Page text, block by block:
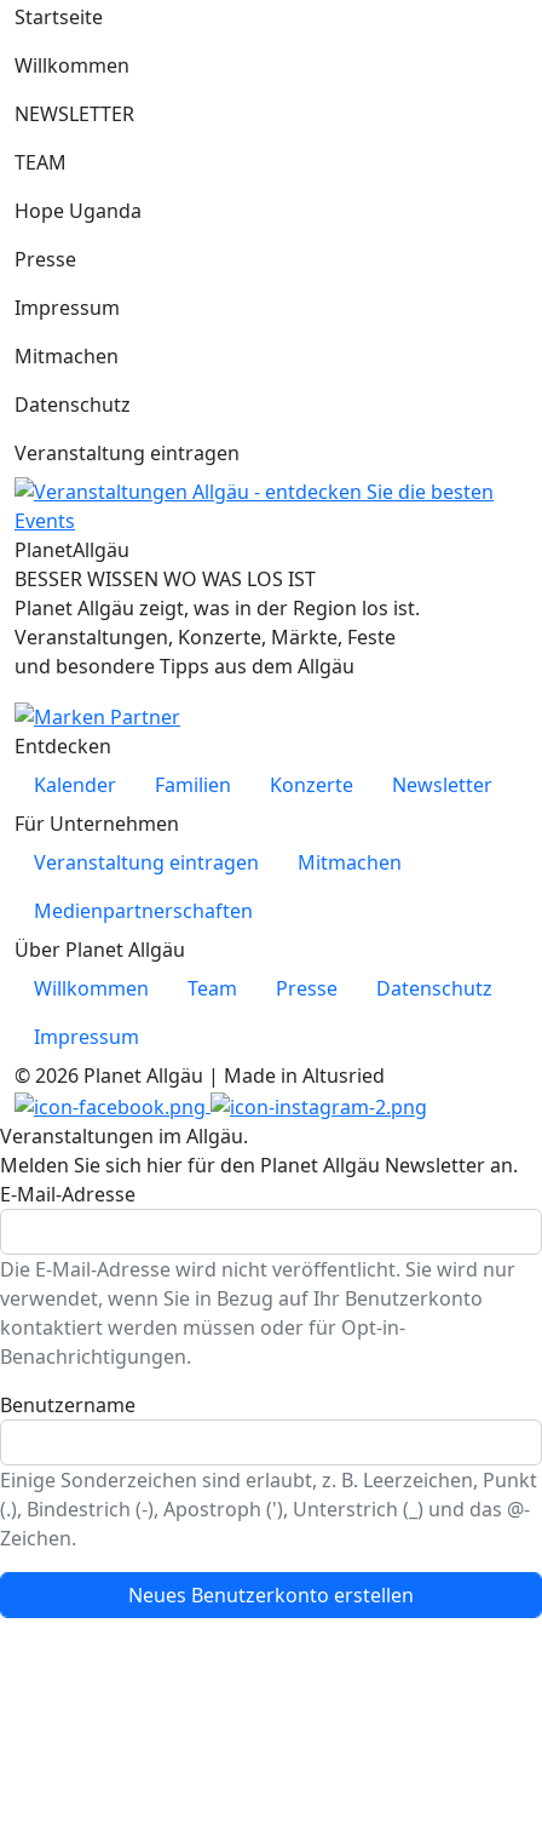
Startseite
Willkommen
NEWSLETTER
TEAM
Hope Uganda
Presse
Impressum
Mitmachen
Datenschutz
Veranstaltung eintragen
PlanetAllgäu
BESSER WISSEN WO WAS LOS IST
Planet Allgäu zeigt, was in der Region los ist.
Veranstaltungen, Konzerte, Märkte, Feste
und besondere Tipps aus dem Allgäu
Entdecken
Kalender
Familien Konzerte
Newsletter
Für Unternehmen
Veranstaltung eintragen
Mitmachen
Medienpartnerschaften
Über Planet Allgäu
Willkommen
Team Presse
Datenschutz
Impressum
© 2026 Planet Allgäu | Made in Altusried
Veranstaltungen im Allgäu.
Melden Sie sich hier für den Planet Allgäu Newsletter an.
E-Mail-Adresse
Die E-Mail-Adresse wird nicht veröffentlicht. Sie wird nur
verwendet, wenn Sie in Bezug auf Ihr Benutzerkonto
kontaktiert werden müssen oder für Opt-in-
Benachrichtigungen.
Benutzername
Einige Sonderzeichen sind erlaubt, z. B. Leerzeichen, Punkt
(.), Bindestrich (-), Apostroph ('), Unterstrich (_) und das @-
Zeichen.